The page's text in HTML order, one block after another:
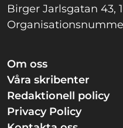
Birger Jarlsgatan 43,
Om oss
Våra skribenter
Redaktionell policy
Privacy Policy